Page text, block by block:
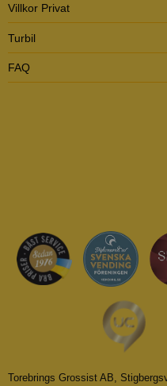
Villkor Privat
Turbil
FAQ
Torebrings Grossist AB,